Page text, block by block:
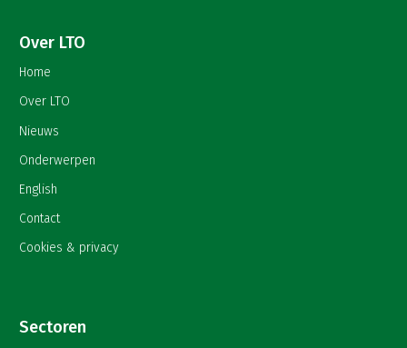
Over LTO
Home
Over LTO
Nieuws
Onderwerpen
English
Contact
Cookies & privacy
Sectoren